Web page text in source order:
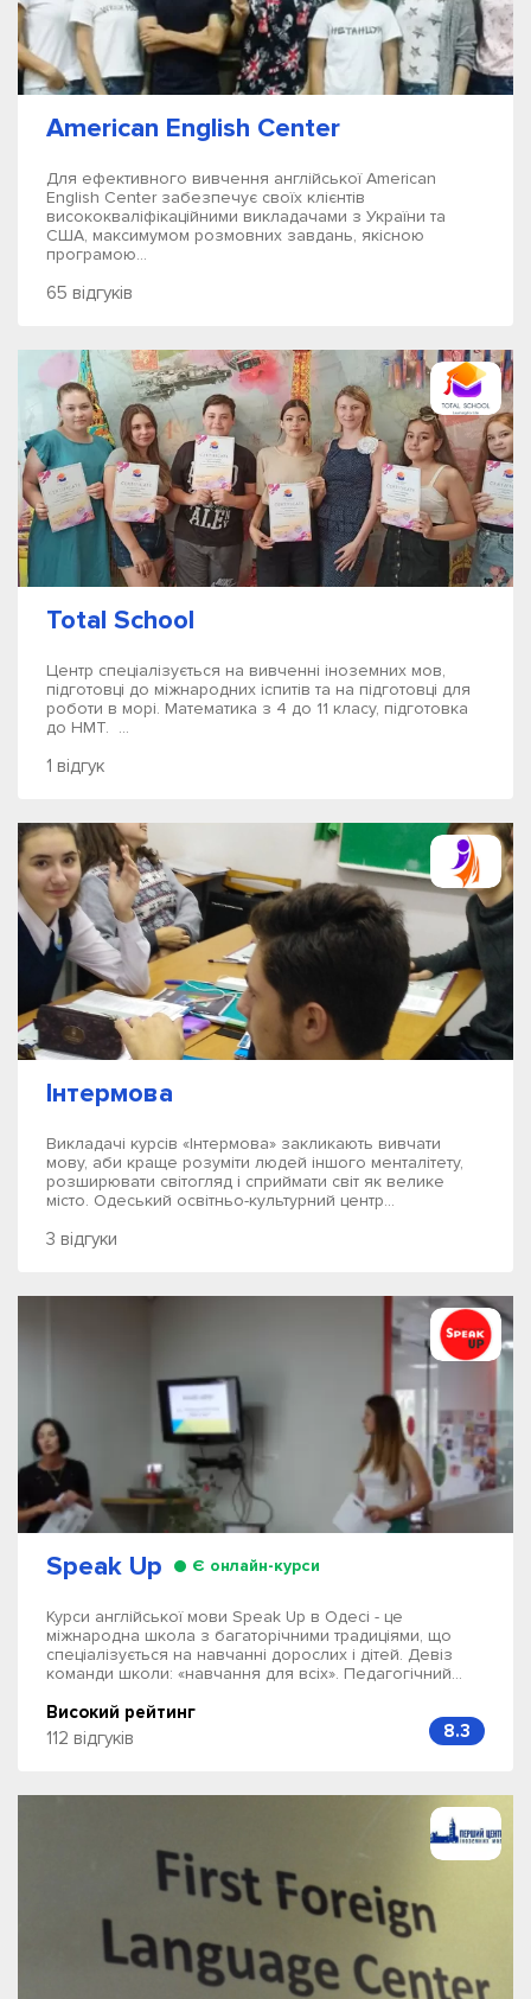
American English Center
Для ефективного вивчення англійської American
English Center забезпечує своїх клієнтів
висококваліфікаційними викладачами з України та
США, максимумом розмовних завдань, якісною
програмою...
65 відгуків
Total School
Центр спеціалізується на вивченні іноземних мов,
підготовці до міжнародних іспитів та на підготовці для
роботи в морі. Математика з 4 до 11 класу, підготовка
до НМТ. ...
1 відгук
Інтермова
Викладачі курсів «Інтермова» закликають вивчати
мову, аби краще розуміти людей іншого менталітету,
розширювати світогляд і сприймати світ як велике
місто. Одеський освітньо-культурний центр...
3 відгуки
Speak Up Є онлайн-курси
Курси англійської мови Speak Up в Одесі - це
міжнародна школа з багаторічними традиціями, що
спеціалізується на навчанні дорослих і дітей. Девіз
команди школи: «навчання для всіх». Педагогічний...
Високий рейтинг
112 відгуків
8.3